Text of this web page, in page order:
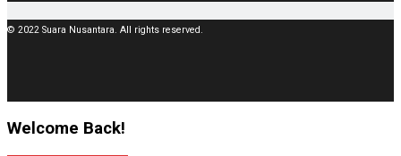
© 2022 Suara Nusantara. All rights reserved.
Welcome Back!